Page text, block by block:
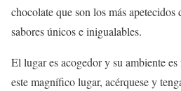
chocolate que son los más apetecidos
sabores únicos e inigualables.
El lugar es acogedor y su ambiente
este magnífico lugar, acérquese y